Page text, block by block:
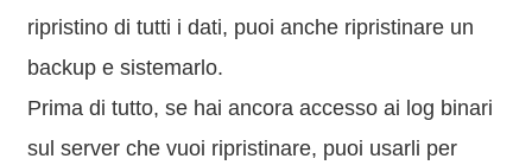
ripristino di tutti i dati, puoi anche ripristinare un
backup e sistemarlo.
Prima di tutto, se hai ancora accesso ai log binari
sul server che vuoi ripristinare, puoi usarli per